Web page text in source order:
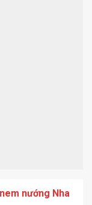
nướng Nha